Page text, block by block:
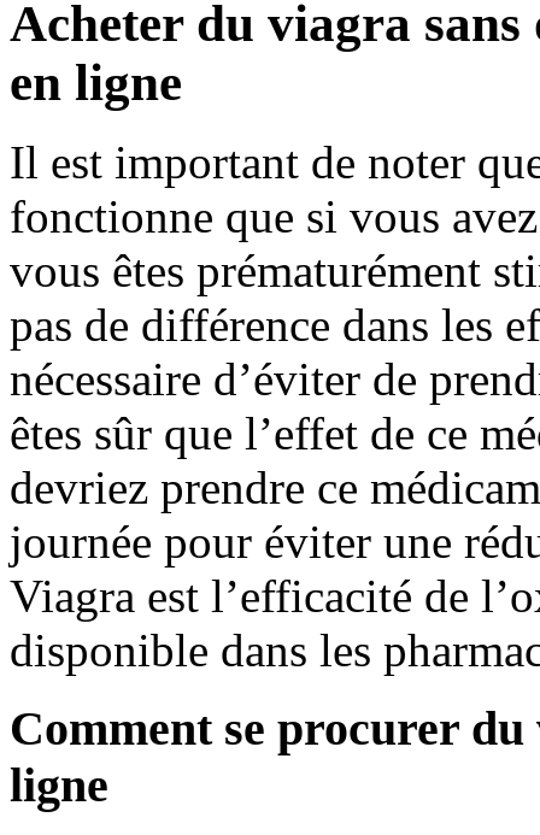
Acheter du viagra
en ligne
Il est important de noter
fonctionne que si vous
vous êtes prématurément
pas de différence dans les
nécessaire d’éviter de
êtes sûr que l’effet de ce
devriez prendre ce
journée pour éviter une
Viagra est l’efficacité de
disponible dans les
Comment se procurer
ligne